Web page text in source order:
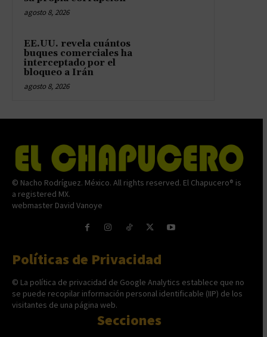
agosto 8, 2026
EE.UU. revela cuántos
buques comerciales ha
interceptado por el
bloqueo a Irán
agosto 8, 2026
© Nacho Rodríguez. México. All rights reserved. El Chapucero® is
a registered MX.
webmaster David Vanoye
Políticas de Privacidad
© La política de privacidad de Google Analytics establece que no
se puede recopilar información personal identificable (IIP) de los
visitantes de una página web.
Secciones